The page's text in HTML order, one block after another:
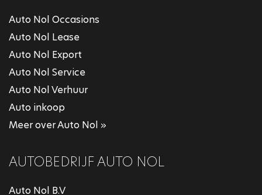
Auto Nol Occasions
Auto Nol Lease
Auto Nol Export
Auto Nol Service
Auto Nol Verhuur
Auto inkoop
Meer over Auto Nol »
AUTOBEDRIJF AUTO NOL
Auto Nol B.V